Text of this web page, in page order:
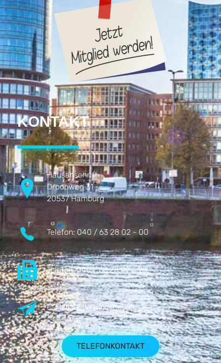
KONTAKT
Hausanschrift:
Droopweg 31
20537 Hamburg
Telefon: 040 / 63 28 02 - 00
Telefax:040 / 63 28 02 - 25
E-Mail:DHV@dhv-cgb.de
TELEFONKONTAKT